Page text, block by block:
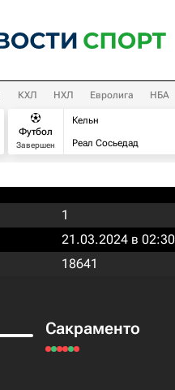
КХЛ НХЛ Евролига НБА
Футбол
Завершен
Кельн
Реал Сосьедад
1
21.03.2024 в 02:30
18641
Сакраменто